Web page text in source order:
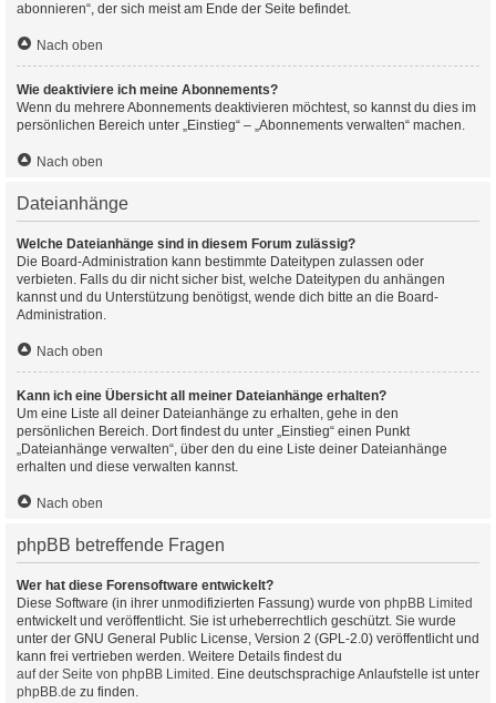
abonnieren“, der sich meist am Ende der Seite befindet.
Nach oben
Wie deaktiviere ich meine Abonnements?
Wenn du mehrere Abonnements deaktivieren möchtest, so kannst du dies im
persönlichen Bereich unter „Einstieg“ – „Abonnements verwalten“ machen.
Nach oben
Dateianhänge
Welche Dateianhänge sind in diesem Forum zulässig?
Die Board-Administration kann bestimmte Dateitypen zulassen oder
verbieten. Falls du dir nicht sicher bist, welche Dateitypen du anhängen
kannst und du Unterstützung benötigst, wende dich bitte an die Board-
Administration.
Nach oben
Kann ich eine Übersicht all meiner Dateianhänge erhalten?
Um eine Liste all deiner Dateianhänge zu erhalten, gehe in den
persönlichen Bereich. Dort findest du unter „Einstieg“ einen Punkt
„Dateianhänge verwalten“, über den du eine Liste deiner Dateianhänge
erhalten und diese verwalten kannst.
Nach oben
phpBB betreffende Fragen
Wer hat diese Forensoftware entwickelt?
Diese Software (in ihrer unmodifizierten Fassung) wurde von phpBB Limited
entwickelt und veröffentlicht. Sie ist urheberrechtlich geschützt. Sie wurde
unter der GNU General Public License, Version 2 (GPL-2.0) veröffentlicht und
kann frei vertrieben werden. Weitere Details findest du
auf der Seite von phpBB Limited . Eine deutschsprachige Anlaufstelle ist unter
phpBB.de zu finden.